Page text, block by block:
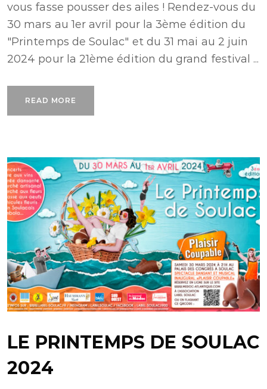
vous fasse pousser des ailes ! Rendez-vous du
30 mars au 1er avril pour la 3ème édition du
"Printemps de Soulac" et du 31 mai au 2 juin
2024 pour la 21ème édition du grand festival ...
READ MORE
LE PRINTEMPS DE SOULAC
2024